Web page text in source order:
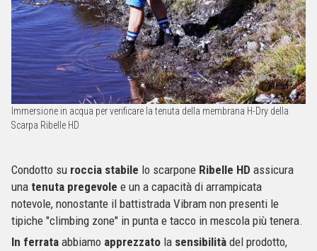
Immersione in acqua per verificare la tenuta della membrana H-Dry della
Scarpa Ribelle HD
Condotto su roccia stabile lo scarpone Ribelle HD assicura
una tenuta pregevole e un a capacità di arrampicata
notevole, nonostante il battistrada Vibram non presenti le
tipiche "climbing zone" in punta e tacco in mescola più tenera.
In ferrata abbiamo apprezzato la sensibilità del prodotto,